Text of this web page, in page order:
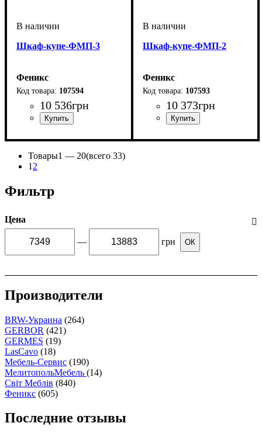
Шкаф-купе-ФМП-3
Феникс
107594
10 536грн
Шкаф-купе-ФМП-2
Феникс
107593
10 373грн
Товары1 — 20(всего 33)
1 2
Фильтр
Цена
— грн ОК
Производители
BRW-Украина (264)
GERBOR (421)
GERMES (19)
LasCavo (18)
Мебель-Сервис (190)
МелитопольМебель (14)
Світ Меблів (840)
Феникс (605)
Последние отзывы